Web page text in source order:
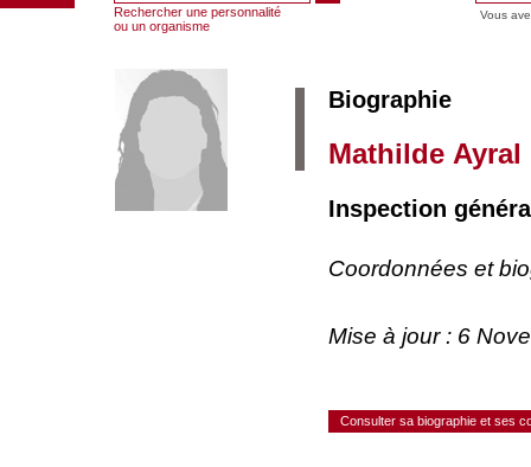
Rechercher une personnalité
ou un organisme
Vous
Biographie
Mathilde Ayral
Inspection
Coordonnées et
Mise à jour : 6
Consulter sa biographie et ses